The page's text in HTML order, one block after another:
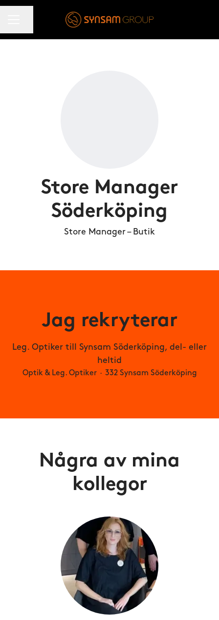
Store Manager
Söderköping
Store Manager – Butik
Jag rekryterar
Leg. Optiker till Synsam Söderköping, del- eller
heltid
Optik & Leg. Optiker · 332 Synsam Söderköping
Några av mina
kollegor